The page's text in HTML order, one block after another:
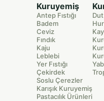
Kuruyemiş
Antep Fıstığı
Badem
Ceviz
Fındık
Kaju
Leblebi
Yer Fıstığı
Çekirdek
Soslu Çerezler
Karışık Kuruyemiş
Pastacılık Ürünleri